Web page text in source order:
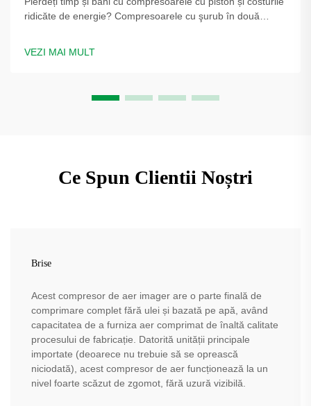
ridicăte de energie? Compresoarele cu şurub în două
solicitați o evaluare a soluției.
VEZI MAI MULT
Ce Spun Clientii Noștri
Brise
Acest compresor de aer imager are o parte finală de
comprimare complet fără ulei și bazată pe apă, având
capacitatea de a furniza aer comprimat de înaltă calitate
procesului de fabricație. Datorită unității principale
importate (deoarece nu trebuie să se oprească
niciodată), acest compresor de aer funcționează la un
nivel foarte scăzut de zgomot, fără uzură vizibilă.